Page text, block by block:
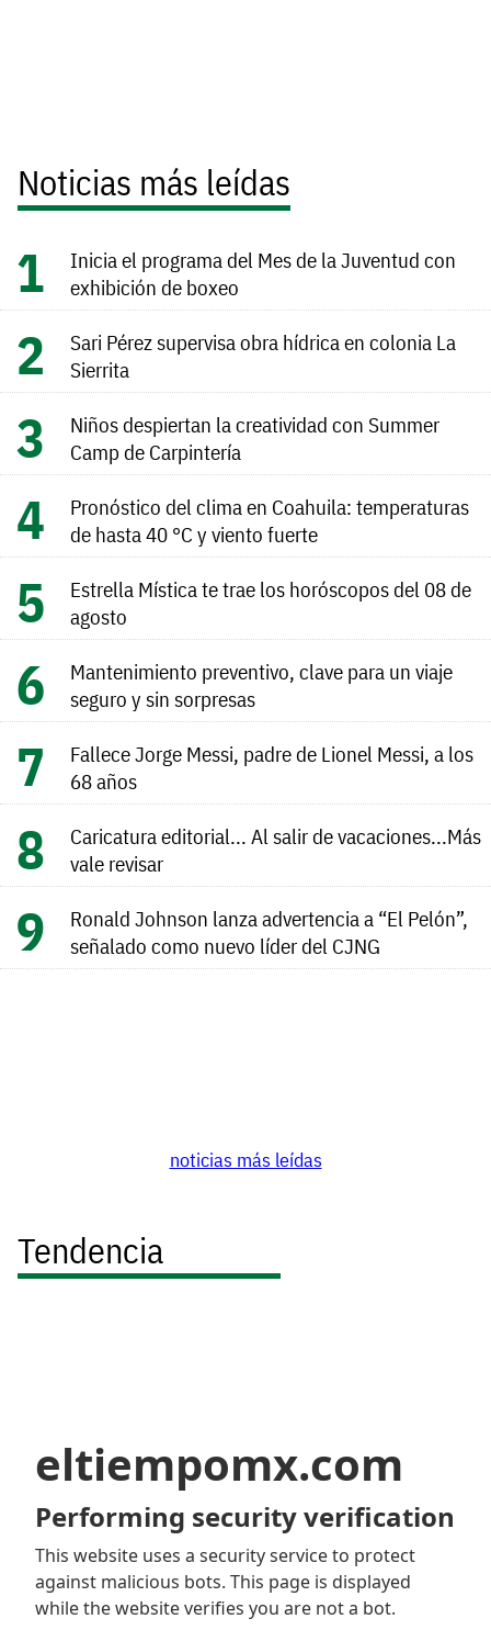
Noticias más leídas
Inicia el programa del Mes de la Juventud con
exhibición de boxeo
Sari Pérez supervisa obra hídrica en colonia La
Sierrita
Niños despiertan la creatividad con Summer
Camp de Carpintería
Pronóstico del clima en Coahuila: temperaturas
de hasta 40 °C y viento fuerte
Estrella Mística te trae los horóscopos del 08 de
agosto
Mantenimiento preventivo, clave para un viaje
seguro y sin sorpresas
Fallece Jorge Messi, padre de Lionel Messi, a los
68 años
Caricatura editorial... Al salir de vacaciones...Más
vale revisar
Ronald Johnson lanza advertencia a “El Pelón”,
señalado como nuevo líder del CJNG
noticias más leídas
Tendencia